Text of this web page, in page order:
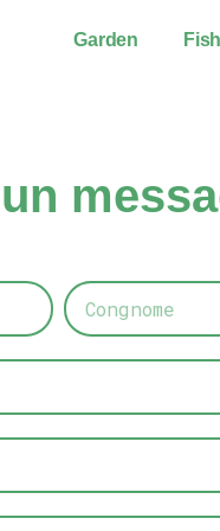
Garden Fish